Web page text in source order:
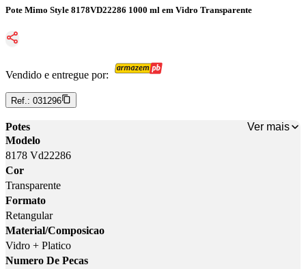
Pote Mimo Style 8178VD22286 1000 ml em Vidro Transparente
Vendido e entregue por:
Ref.: 031296
Potes
Ver mais
Modelo
8178 Vd22286
Cor
Transparente
Formato
Retangular
Material/Composicao
Vidro + Platico
Numero De Pecas